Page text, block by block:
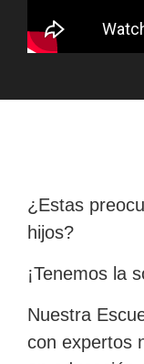
¿Estas
hijos?
¡Tenemos la
Nuestra
con expertos